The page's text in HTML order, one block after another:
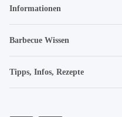
Informationen
Barbecue Wissen
Tipps, Infos, Rezepte